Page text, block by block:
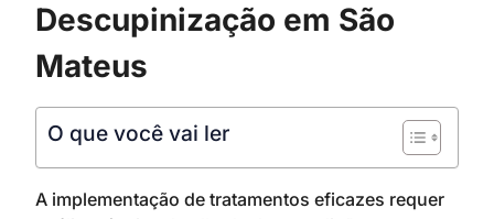
Descupinização em São
Mateus
O que você vai ler
A implementação de tratamentos eficazes requer